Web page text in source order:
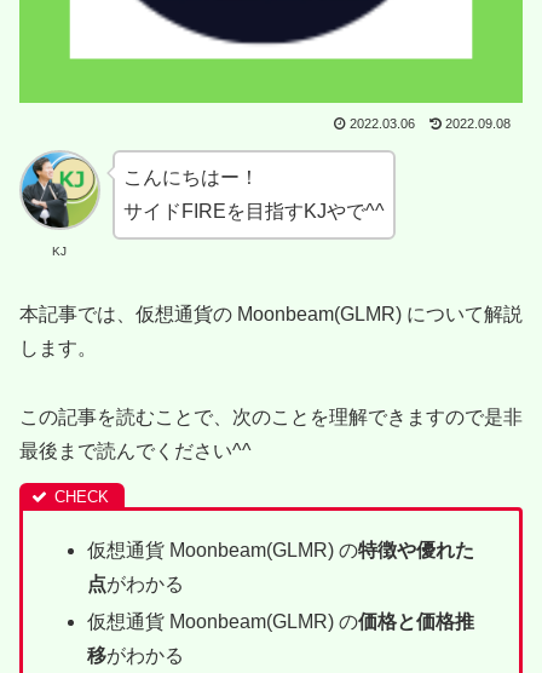
2022.03.06 2022.09.08
KJ
こんにちはー！
サイドFIREを目指すKJやで^^
本記事では、仮想通貨の Moonbeam(GLMR) について解説
します。
この記事を読むことで、次のことを理解できますので是非
最後まで読んでください^^
仮想通貨 Moonbeam(GLMR) の特徴や優れた
点がわかる
仮想通貨 Moonbeam(GLMR) の価格と価格推
移がわかる